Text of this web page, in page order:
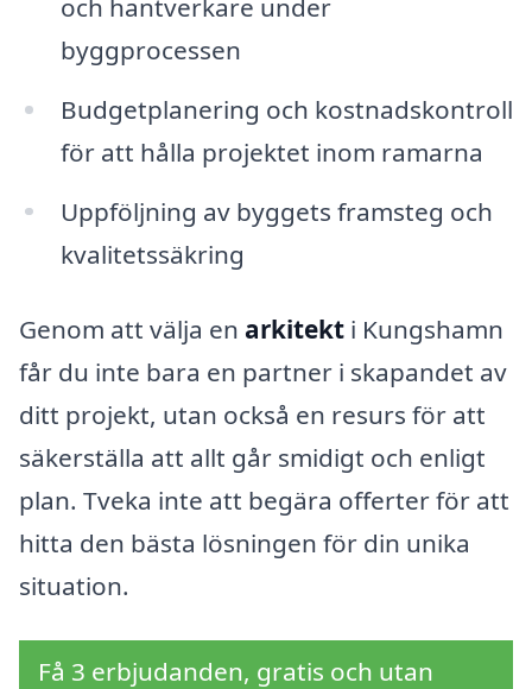
och hantverkare under
byggprocessen
Budgetplanering och kostnadskontroll
för att hålla projektet inom ramarna
Uppföljning av byggets framsteg och
kvalitetssäkring
Genom att välja en arkitekt i Kungshamn
får du inte bara en partner i skapandet av
ditt projekt, utan också en resurs för att
säkerställa att allt går smidigt och enligt
plan. Tveka inte att begära offerter för att
hitta den bästa lösningen för din unika
situation.
Få 3 erbjudanden, gratis och utan